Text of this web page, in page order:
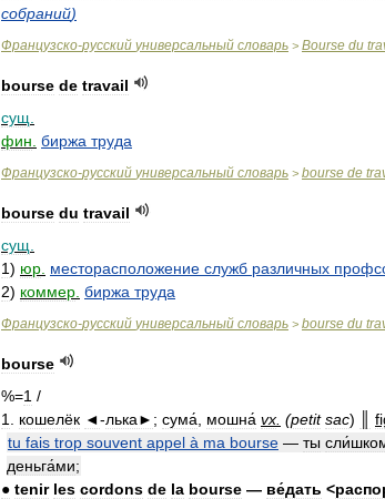
собраний)
Французско-русский универсальный словарь > Bourse du
bourse de travail
сущ
фин биржа труда
Французско-русский универсальный словарь > bourse de
bourse du travail
сущ
1) юр месторасположение служб различных
2) коммер биржа труда
Французско-русский универсальный словарь > bourse du
bourse
%=1 /
1
кошелёк ◄-лька► ; сума́ мошна́ vx (petit sac)
tu fais trop souvent appel à ma bourse — ты
деньга́ми;
● tenir les cordons de la bourse — ве́дать <